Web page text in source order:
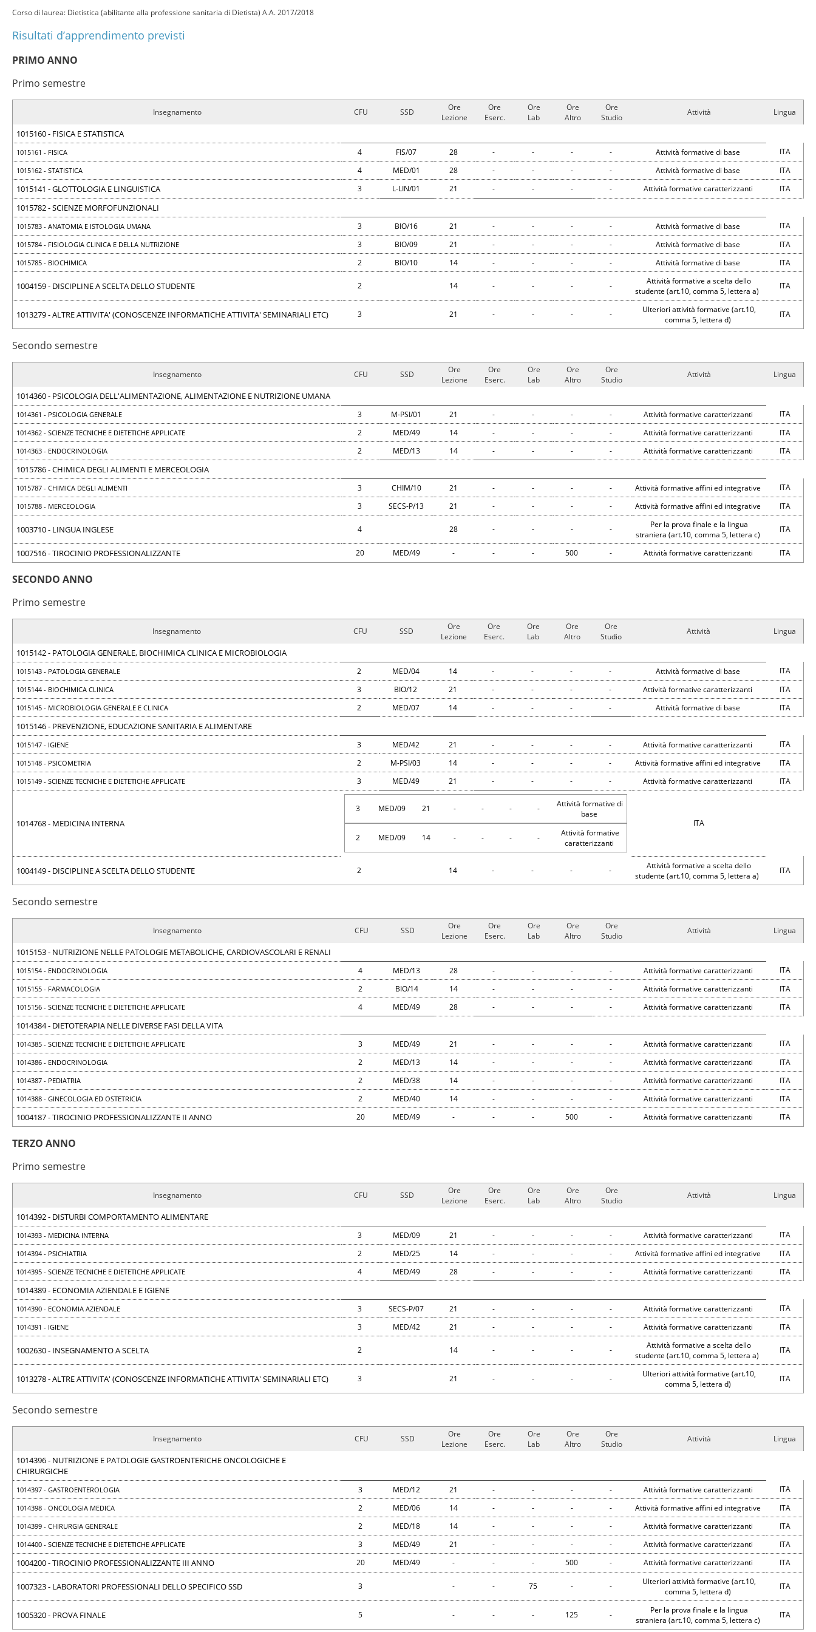
Corso di laurea: Dietistica (abilitante alla professione sanitaria di Dietista) A.A. 2017/2018
Risultati d’apprendimento previsti
PRIMO ANNO
Primo semestre
Insegnamento CFU SSD
Ore
Lezione
Ore
Eserc.
Ore
Lab
Ore
Altro
Ore
Studio
Attività Lingua
1015160 - FISICA E STATISTICA
1015161 - FISICA 4 FIS/07 28 - - - - Attività formative di base ITA
1015162 - STATISTICA 4 MED/01 28 - - - - Attività formative di base ITA
1015141 - GLOTTOLOGIA E LINGUISTICA 3 L-LIN/01 21 - - - - Attività formative caratterizzanti ITA
1015782 - SCIENZE MORFOFUNZIONALI
1015783 - ANATOMIA E ISTOLOGIA UMANA 3 BIO/16 21 - - - - Attività formative di base ITA
1015784 - FISIOLOGIA CLINICA E DELLA NUTRIZIONE 3 BIO/09 21 - - - - Attività formative di base ITA
1015785 - BIOCHIMICA 2 BIO/10 14 - - - - Attività formative di base ITA
1004159 - DISCIPLINE A SCELTA DELLO STUDENTE 2 14 - - - -
Attività formative a scelta dello
studente (art.10, comma 5, lettera a)
ITA
1013279 - ALTRE ATTIVITA' (CONOSCENZE INFORMATICHE ATTIVITA' SEMINARIALI ETC) 3 21 - - - -
Ulteriori attività formative (art.10,
comma 5, lettera d)
ITA
Secondo semestre
Insegnamento CFU SSD
Ore
Lezione
Ore
Eserc.
Ore
Lab
Ore
Altro
Ore
Studio
Attività Lingua
1014360 - PSICOLOGIA DELL'ALIMENTAZIONE, ALIMENTAZIONE E NUTRIZIONE UMANA
1014361 - PSICOLOGIA GENERALE 3 M-PSI/01 21 - - - - Attività formative caratterizzanti ITA
1014362 - SCIENZE TECNICHE E DIETETICHE APPLICATE 2 MED/49 14 - - - - Attività formative caratterizzanti ITA
1014363 - ENDOCRINOLOGIA 2 MED/13 14 - - - - Attività formative caratterizzanti ITA
1015786 - CHIMICA DEGLI ALIMENTI E MERCEOLOGIA
1015787 - CHIMICA DEGLI ALIMENTI 3 CHIM/10 21 - - - - Attività formative affini ed integrative ITA
1015788 - MERCEOLOGIA 3 SECS-P/13 21 - - - - Attività formative affini ed integrative ITA
1003710 - LINGUA INGLESE 4 28 - - - -
Per la prova finale e la lingua
straniera (art.10, comma 5, lettera c)
ITA
1007516 - TIROCINIO PROFESSIONALIZZANTE 20 MED/49 - - - 500 - Attività formative caratterizzanti ITA
SECONDO ANNO
Primo semestre
Insegnamento CFU SSD
Ore
Lezione
Ore
Eserc.
Ore
Lab
Ore
Altro
Ore
Studio
Attività Lingua
1015142 - PATOLOGIA GENERALE, BIOCHIMICA CLINICA E MICROBIOLOGIA
1015143 - PATOLOGIA GENERALE 2 MED/04 14 - - - - Attività formative di base ITA
1015144 - BIOCHIMICA CLINICA 3 BIO/12 21 - - - - Attività formative caratterizzanti ITA
1015145 - MICROBIOLOGIA GENERALE E CLINICA 2 MED/07 14 - - - - Attività formative di base ITA
1015146 - PREVENZIONE, EDUCAZIONE SANITARIA E ALIMENTARE
1015147 - IGIENE 3 MED/42 21 - - - - Attività formative caratterizzanti ITA
1015148 - PSICOMETRIA 2 M-PSI/03 14 - - - - Attività formative affini ed integrative ITA
1015149 - SCIENZE TECNICHE E DIETETICHE APPLICATE 3 MED/49 21 - - - - Attività formative caratterizzanti ITA
1014768 - MEDICINA INTERNA
3 MED/09 21 - - - -
Attività formative di
base
2 MED/09 14 - - - -
Attività formative
caratterizzanti
ITA
1004149 - DISCIPLINE A SCELTA DELLO STUDENTE 2 14 - - - -
Attività formative a scelta dello
studente (art.10, comma 5, lettera a)
ITA
Secondo semestre
Insegnamento CFU SSD
Ore
Lezione
Ore
Eserc.
Ore
Lab
Ore
Altro
Ore
Studio
Attività Lingua
1015153 - NUTRIZIONE NELLE PATOLOGIE METABOLICHE, CARDIOVASCOLARI E RENALI
1015154 - ENDOCRINOLOGIA 4 MED/13 28 - - - - Attività formative caratterizzanti ITA
1015155 - FARMACOLOGIA 2 BIO/14 14 - - - - Attività formative caratterizzanti ITA
1015156 - SCIENZE TECNICHE E DIETETICHE APPLICATE 4 MED/49 28 - - - - Attività formative caratterizzanti ITA
1014384 - DIETOTERAPIA NELLE DIVERSE FASI DELLA VITA
1014385 - SCIENZE TECNICHE E DIETETICHE APPLICATE 3 MED/49 21 - - - - Attività formative caratterizzanti ITA
1014386 - ENDOCRINOLOGIA 2 MED/13 14 - - - - Attività formative caratterizzanti ITA
1014387 - PEDIATRIA 2 MED/38 14 - - - - Attività formative caratterizzanti ITA
1014388 - GINECOLOGIA ED OSTETRICIA 2 MED/40 14 - - - - Attività formative caratterizzanti ITA
1004187 - TIROCINIO PROFESSIONALIZZANTE II ANNO 20 MED/49 - - - 500 - Attività formative caratterizzanti ITA
TERZO ANNO
Primo semestre
Insegnamento CFU SSD
Ore
Lezione
Ore
Eserc.
Ore
Lab
Ore
Altro
Ore
Studio
Attività Lingua
1014392 - DISTURBI COMPORTAMENTO ALIMENTARE
1014393 - MEDICINA INTERNA 3 MED/09 21 - - - - Attività formative caratterizzanti ITA
1014394 - PSICHIATRIA 2 MED/25 14 - - - - Attività formative affini ed integrative ITA
1014395 - SCIENZE TECNICHE E DIETETICHE APPLICATE 4 MED/49 28 - - - - Attività formative caratterizzanti ITA
1014389 - ECONOMIA AZIENDALE E IGIENE
1014390 - ECONOMIA AZIENDALE 3 SECS-P/07 21 - - - - Attività formative caratterizzanti ITA
1014391 - IGIENE 3 MED/42 21 - - - - Attività formative caratterizzanti ITA
1002630 - INSEGNAMENTO A SCELTA 2 14 - - - -
Attività formative a scelta dello
studente (art.10, comma 5, lettera a)
ITA
1013278 - ALTRE ATTIVITA' (CONOSCENZE INFORMATICHE ATTIVITA' SEMINARIALI ETC) 3 21 - - - -
Ulteriori attività formative (art.10,
comma 5, lettera d)
ITA
Secondo semestre
Insegnamento CFU SSD
Ore
Lezione
Ore
Eserc.
Ore
Lab
Ore
Altro
Ore
Studio
Attività Lingua
1014396 - NUTRIZIONE E PATOLOGIE GASTROENTERICHE ONCOLOGICHE E
CHIRURGICHE
1014397 - GASTROENTEROLOGIA 3 MED/12 21 - - - - Attività formative caratterizzanti ITA
1014398 - ONCOLOGIA MEDICA 2 MED/06 14 - - - - Attività formative affini ed integrative ITA
1014399 - CHIRURGIA GENERALE 2 MED/18 14 - - - - Attività formative caratterizzanti ITA
1014400 - SCIENZE TECNICHE E DIETETICHE APPLICATE 3 MED/49 21 - - - - Attività formative caratterizzanti ITA
1004200 - TIROCINIO PROFESSIONALIZZANTE III ANNO 20 MED/49 - - - 500 - Attività formative caratterizzanti ITA
1007323 - LABORATORI PROFESSIONALI DELLO SPECIFICO SSD 3 - - 75 - -
Ulteriori attività formative (art.10,
comma 5, lettera d)
ITA
1005320 - PROVA FINALE 5 - - - 125 -
Per la prova finale e la lingua
straniera (art.10, comma 5, lettera c)
ITA